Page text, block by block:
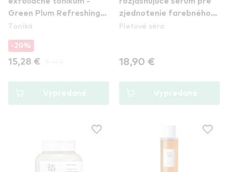
Green Plum Refreshing
Toner : AHA + BHA
Toniká
-20%
15,28 €
Vypredané
zjednotenie farebného
tónu pleti - Glow Deep
Pleťové séra
18,90 €
Vypredané